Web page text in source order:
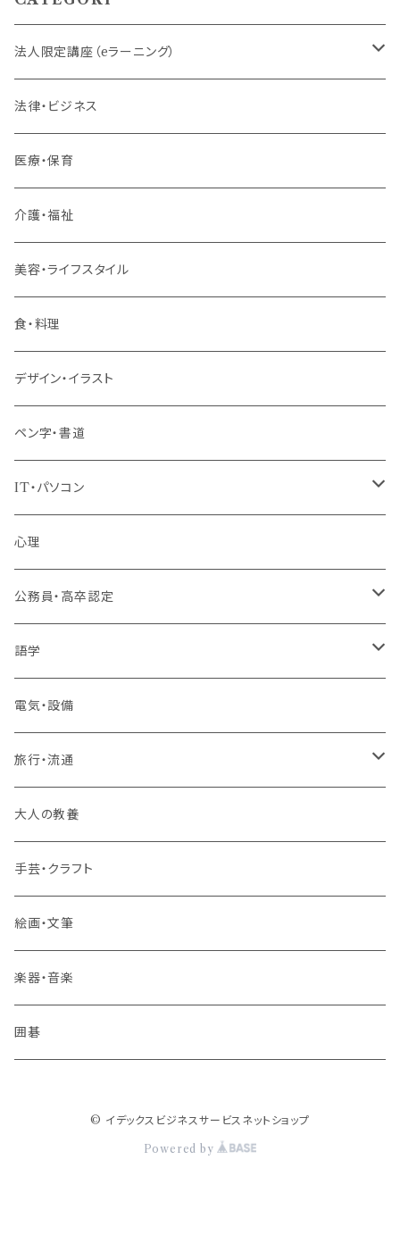
法人限定講座（eラーニング）
内定者・新入社員
若手社員・中堅社員
リーダー（主任・係長）
管理職
階層共通
パッケージプラン
法律・ビジネス
医療・保育
介護・福祉
美容・ライフスタイル
食・料理
デザイン・イラスト
ペン字・書道
IT・パソコン
MOS（ﾏｲｸﾛｿﾌﾄｵﾌｨｽｽﾍﾟｼｬﾘｽﾄ）講座
プログラミング・Web制作入門講座
1コース受講
2コースまとめて受講
その他 IT・パソコン
心理
公務員・高卒認定
高卒認定講座
大卒公務員受験対策講座
語学
TOEIC®L&Rテスト対策講座
その他 語学
電気・設備
旅行・流通
旅行業務取扱管理者講座
その他 旅行・流通
大人の教養
手芸・クラフト
絵画・文筆
楽器・音楽
囲碁
© イデックスビジネスサービスネットショップ
Powered by